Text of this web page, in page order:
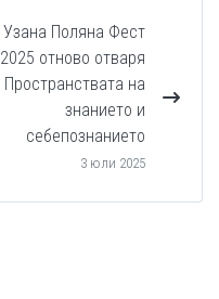
Узана Поляна Фест
2025 отново отваря
Пространствата на
знанието и
себепознанието
3 юли 2025